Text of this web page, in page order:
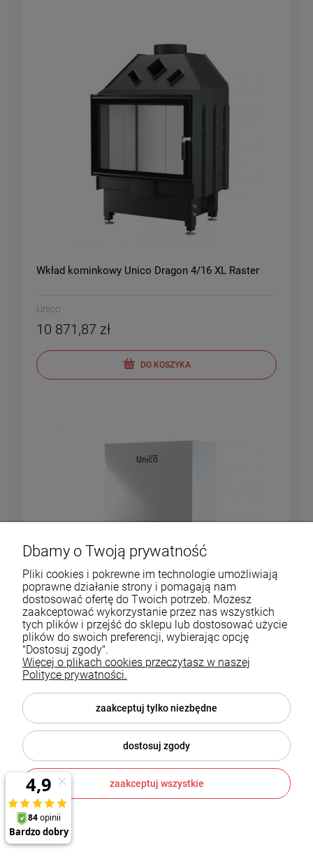
Wkład kominkowy Unico Dragon 4/16 XL Raster
Unico
10 871,87 zł
DO KOSZYKA
Wkład kominkowy Unico Dragon 4B Lift Raster
17 864,00 zł
DO KOSZYKA
Dbamy o Twoją prywatność
Pliki cookies i pokrewne im technologie umożliwiają
poprawne działanie strony i pomagają nam
dostosować ofertę do Twoich potrzeb. Możesz
zaakceptować wykorzystanie przez nas wszystkich
tych plików i przejść do sklepu lub dostosować użycie
plików do swoich preferencji, wybierając opcję
"Dostosuj zgody".
Więcej o plikach cookies przeczytasz w naszej
Polityce prywatności.
zaakceptuj tylko niezbędne
dostosuj zgody
zaakceptuj wszystkie